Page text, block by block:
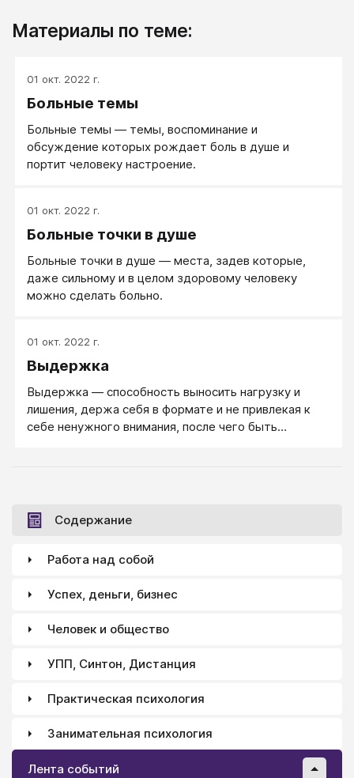
Материалы по теме:
01 окт. 2022 г.
Больные темы
Больные темы — темы, воспоминание и
обсуждение которых рождает боль в душе и
портит человеку настроение.
01 окт. 2022 г.
Больные точки в душе
Больные точки в душе — места, задев которые,
даже сильному и в целом здоровому человеку
можно сделать больно.
01 окт. 2022 г.
Выдержка
Выдержка ― способность выносить нагрузку и
лишения, держа себя в формате и не привлекая к
себе ненужного внимания, после чего быть
Содержание
Работа над собой
Успех, деньги, бизнес
Человек и общество
УПП, Синтон, Дистанция
Практическая психология
Занимательная психология
Лента событий